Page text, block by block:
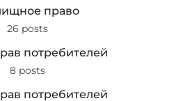
право
26 posts
потребителей
8 posts
потребителей